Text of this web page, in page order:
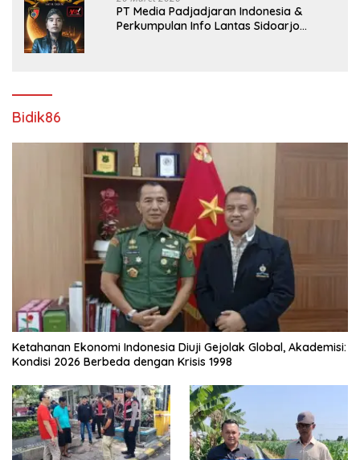
PT Media Padjadjaran Indonesia &
Perkumpulan Info Lantas Sidoarjo
Bidik86
Ketahanan Ekonomi Indonesia Diuji Gejolak Global, Akademisi:
Kondisi 2026 Berbeda dengan Krisis 1998